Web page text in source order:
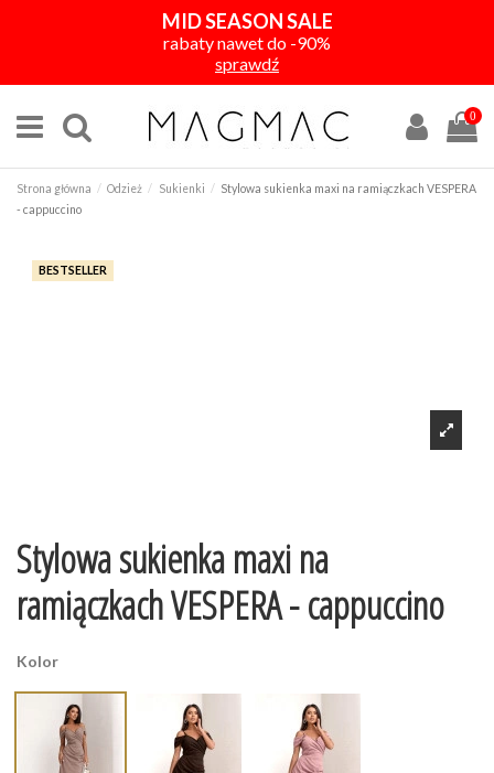
MID SEASON SALE
rabaty nawet do -90%
sprawdź
0
Strona główna Odzież Sukienki
Stylowa sukienka maxi na ramiączkach VESPERA
- cappuccino
BESTSELLER
Stylowa sukienka maxi na
ramiączkach VESPERA - cappuccino
Kolor